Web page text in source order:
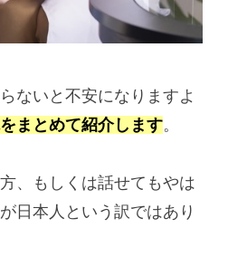
ないと不安になりますよ
まとめて紹介します。
、もしくは話せてもやは
日本人という訳ではあり